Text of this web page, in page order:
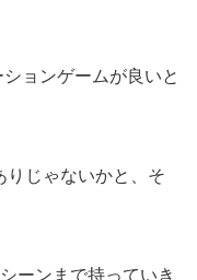
ョンゲームが良いと
りじゃないかと、そ
ーンまで持っていき